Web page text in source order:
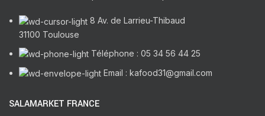
8 Av. de Larrieu-Thibaud
31100 Toulouse
Téléphone : 05 34 56 44 25
Email : kafood31@gmail.com
SALAMARKET FRANCE